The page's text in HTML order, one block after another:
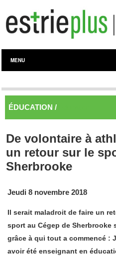
MENU
ÉDUCATION /
De volontaire à
un retour sur le
Sherbrooke
Jeudi 8 novembre 2018
Il serait maladroit de faire un
sport au Cégep de Sherbrooke
grâce à qui tout a commencé :
avoir été enseignant en